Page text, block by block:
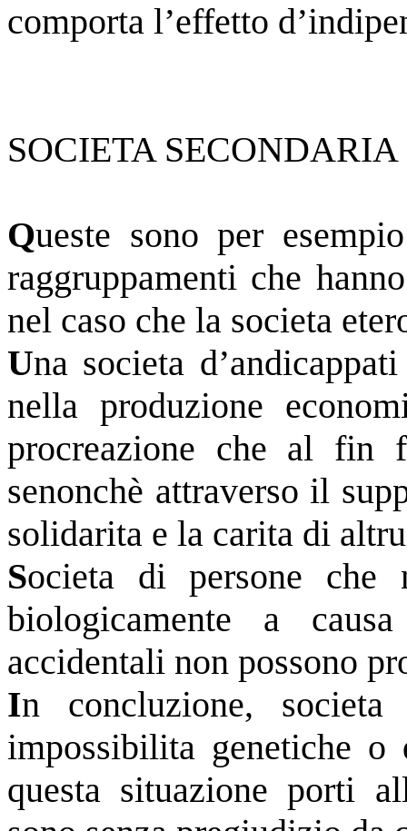
comporta l’effetto
SOCIETA SECONDARIA
Queste sono per
raggruppamenti che
nel caso che la societa
Una societa
nella produzione
procreazione che al fin
senonchè attraverso il
solidarita e la carita di
Societa di persone che
biologicamente a
accidentali non possono
In concluzione, societa
impossibilita genetiche
questa situazione porti